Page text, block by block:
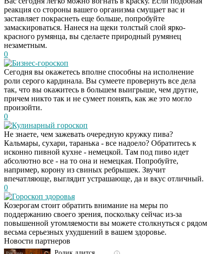
реакция со стороны вашего организма смущает вас и
заставляет покраснеть еще больше, попробуйте
замаскироваться. Нанеся на щеки толстый слой ярко-
красного румянца, вы сделаете природный румянец
незаметным.
0
Бизнес-гороскоп
Сегодня вы окажетесь вполне способны на исполнение
роли серого кардинала. Вы сумеете провернуть все дела
так, что вы окажитесь в большем выигрыше, чем другие,
причем никто так и не сумеет понять, как же это могло
произойти.
0
Кулинарный гороскоп
Не знаете, чем зажевать очередную кружку пива?
Кальмары, сухари, таранька - все надоело? Обратитесь к
исконно пивной кухне - немецкой. Там под пиво идет
абсолютно все - на то она и немецкая. Попробуйте,
например, корону из свиных ребрышек. Звучит
впечатляюще, выглядит устрашающе, да и вкус отличный.
0
Гороскоп здоровья
Козерогам стоит обратить внимание на меры по
поддержанию своего зрения, поскольку сейчас из-за
повышенной утомляемости вы можете столкнуться с рядом
весьма серьезных ухудшений в вашем здоровье.
Новости партнеров
Скрытая камера на
пляже Крыма: Что
люди вытворяют, когда
их не видят...
i
Ролик длится